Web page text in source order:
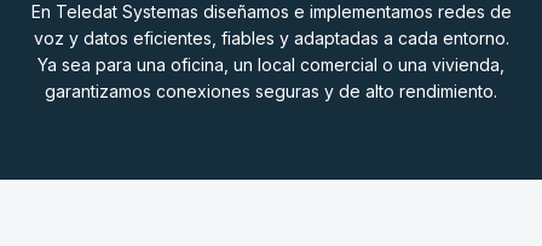
En Teledat Systemas diseñamos e implementamos redes de
voz y datos eficientes, fiables y adaptadas a cada entorno.
Ya sea para una oficina, un local comercial o una vivienda,
garantizamos conexiones seguras y de alto rendimiento.